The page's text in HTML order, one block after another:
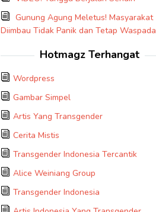
Gunung Agung Meletus! Masyarakat
Diimbau Tidak Panik dan Tetap Waspada
Hotmagz Terhangat
Wordpress
Gambar Simpel
Artis Yang Transgender
Cerita Mistis
Transgender Indonesia Tercantik
Alice Weiniang Group
Transgender Indonesia